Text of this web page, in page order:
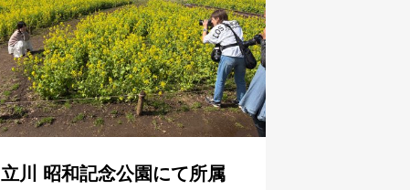
立川 昭和記念公園にて所属